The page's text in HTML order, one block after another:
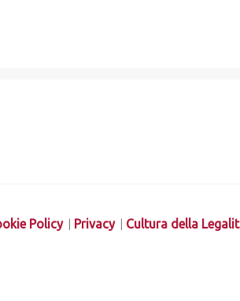
Policy| Privacy| Cultura della